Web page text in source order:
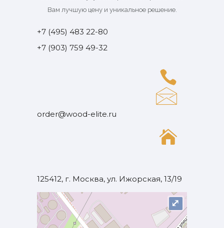
Вам лучшую цену и уникальное решение.
+7 (495) 483 22-80
+7 (903) 759 49-32
order@wood-elite.ru
125412, г. Москва, ул. Ижорская, 13/19
⤢